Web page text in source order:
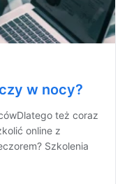
w nocy?
też coraz
online z
Szkolenia